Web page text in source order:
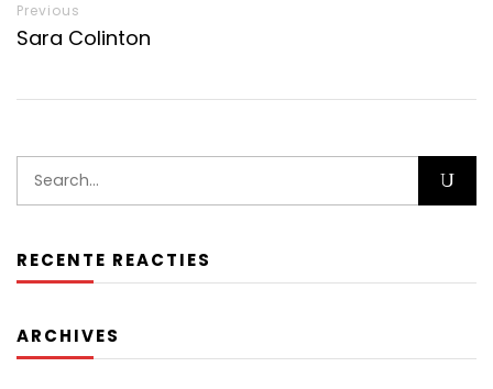
RECENTE REACTIES
ARCHIVES
Previous
Sara Colinton